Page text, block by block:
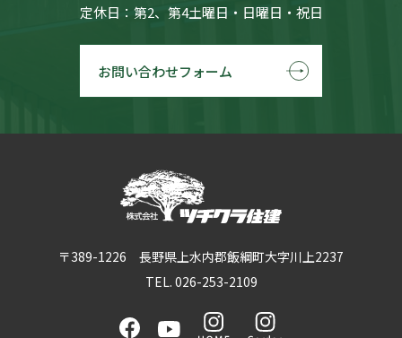
定休日：第2、第4土曜日・日曜日・祝日
お問い合わせフォーム
〒389-1226 長野県上水内郡飯綱町大字川上2237
TEL. 026-253-2109